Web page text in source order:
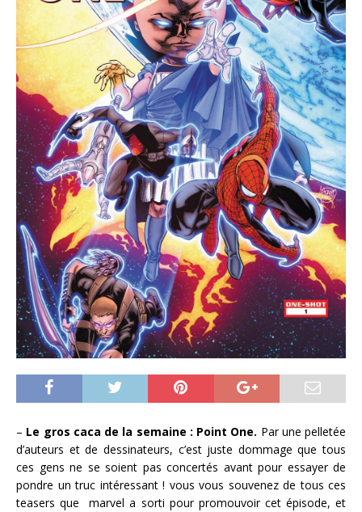
– Le gros caca de la semaine : Point One. Par une pelletée
d’auteurs et de dessinateurs, c’est juste dommage que tous
ces gens ne se soient pas concertés avant pour essayer de
pondre un truc intéressant ! vous vous souvenez de tous ces
teasers que marvel a sorti pour promouvoir cet épisode, et